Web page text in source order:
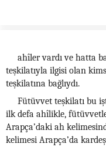
ahîler vardı ve hatta
teşkilatıyla ilgisi olan
teşkilatına bağlıydı.
Fütüvvet teşkilatı bu
ilk defa ahîlikle,
Arapça’daki ah
kelimesi Arapça’da